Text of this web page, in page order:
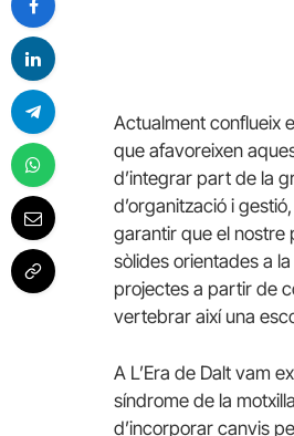
Actualment conflueix
que afavoreixen
d’integrar part de la
d’organització i
garantir que el nostre
sòlides orientades a
projectes a partir de
vertebrar així una
A L’Era de Dalt vam
síndrome de la
d’incorporar canvis